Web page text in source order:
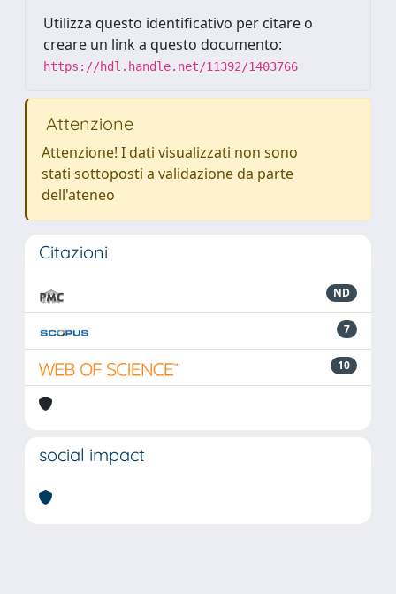
Utilizza questo identificativo per citare o
creare un link a questo documento:
https://hdl.handle.net/11392/1403766
Attenzione
Attenzione! I dati visualizzati non sono
stati sottoposti a validazione da parte
dell'ateneo
Citazioni
ND
7
10
social impact